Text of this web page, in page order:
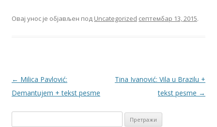
Овај унос је објављен под Uncategorized септембар 13, 2015.
← Milica Pavlović:
Demantujem + tekst pesme
Tina Ivanović: Vila u Brazilu +
tekst pesme →